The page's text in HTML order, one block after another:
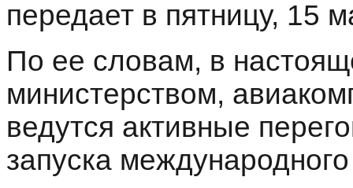
передает в пятницу, 15
По ее словам, в
министерством,
ведутся активные
запуска